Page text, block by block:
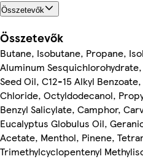
Összetevők
Összetevők
Butane, Isobutane, Propane,
Aluminum
Seed Oil, C12-15 Alkyl
Chloride, Octyldodecanol,
Benzyl Salicylate, Camphor,
Eucalyptus Globulus Oil,
Acetate, Menthol, Pinene,
Trimethylcyclopentenyl